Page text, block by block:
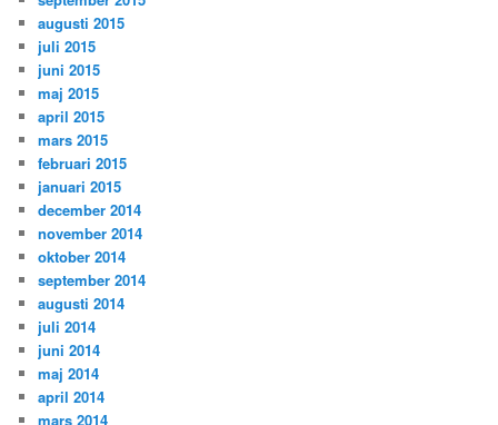
augusti 2015
juli 2015
juni 2015
maj 2015
april 2015
mars 2015
februari 2015
januari 2015
december 2014
november 2014
oktober 2014
september 2014
augusti 2014
juli 2014
juni 2014
maj 2014
april 2014
mars 2014